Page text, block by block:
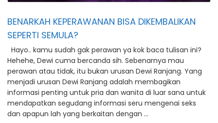
BENARKAH KEPERAWANAN BISA DIKEMBALIKAN
SEPERTI SEMULA?
Hayo.. kamu sudah gak perawan ya kok baca tulisan ini?
Hehehe, Dewi cuma bercanda sih. Sebenarnya mau
perawan atau tidak, itu bukan urusan Dewi Ranjang. Yang
menjadi urusan Dewi Ranjang adalah membagikan
informasi penting untuk pria dan wanita di luar sana untuk
mendapatkan segudang informasi seru mengenai seks
dan apapun lah yang berkaitan dengan …